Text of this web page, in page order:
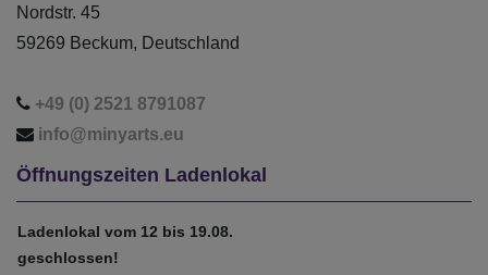
Nordstr. 45
59269 Beckum, Deutschland
+49 (0) 2521 8791087
info@minyarts.eu
Öffnungszeiten Ladenlokal
Ladenlokal vom 12 bis 19.08.
geschlossen!